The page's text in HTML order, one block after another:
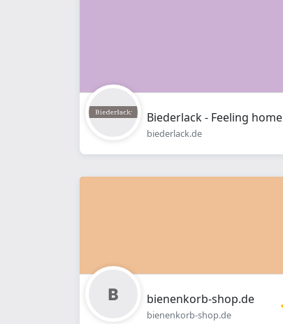
Biederlack - Feeling home
biederlack.de
bienenkorb-shop.de
bienenkorb-shop.de